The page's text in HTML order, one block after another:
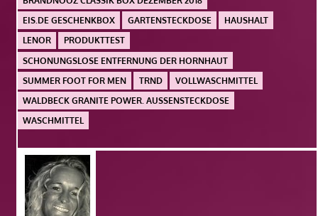
EIS.DE GESCHENKBOX
GARTENSTECKDOSE
HAUSHALT
LENOR
PRODUKTTEST
SCHONUNGSLOSE ENTFERNUNG DER HORNHAUT
SUMMER FOOT FOR MEN
TRND
VOLLWASCHMITTEL
WALDBECK GRANITE POWER. AUSSENSTECKDOSE
WASCHMITTEL